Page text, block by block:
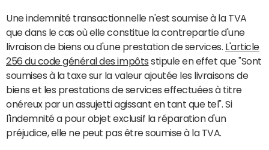
Une indemnité transactionnelle n'est soumise à la TVA
que dans le cas où elle constitue la contrepartie d'une
livraison de biens ou d'une prestation de services. L'article
256 du code général des impôts stipule en effet que "Sont
soumises à la taxe sur la valeur ajoutée les livraisons de
biens et les prestations de services effectuées à titre
onéreux par un assujetti agissant en tant que tel". Si
l'indemnité a pour objet exclusif la réparation d'un
préjudice, elle ne peut pas être soumise à la TVA.